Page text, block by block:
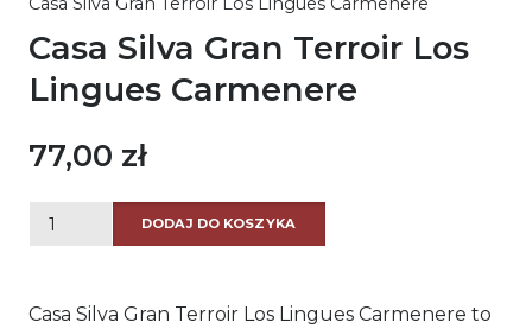
Casa Silva Gran Terroir Los
Lingues Carmenere
77,00 zł
ilość
Gran
DODAJ DO KOSZYKA
Casa Silva Gran Terroir Los Lingues Carmenere to